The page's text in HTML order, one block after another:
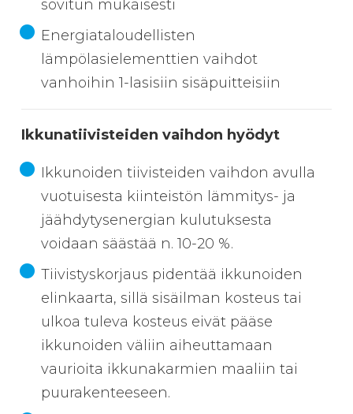
sovitun mukaisesti
Energiataloudellisten
lämpölasielementtien vaihdot
vanhoihin 1-lasisiin sisäpuitteisiin
Ikkunatiivisteiden vaihdon hyödyt
Ikkunoiden tiivisteiden vaihdon avulla
vuotuisesta kiinteistön lämmitys- ja
jäähdytysenergian kulutuksesta
voidaan säästää n. 10-20 %.
Tiivistyskorjaus pidentää ikkunoiden
elinkaarta, sillä sisäilman kosteus tai
ulkoa tuleva kosteus eivät pääse
ikkunoiden väliin aiheuttamaan
vaurioita ikkunakarmien maaliin tai
puurakenteeseen.